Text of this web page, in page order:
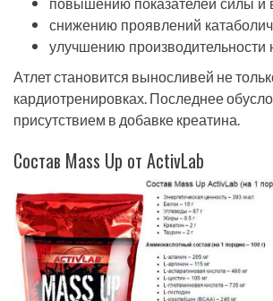
снижению проявлений
улучшению производительности
Атлет становится выносливей не
кардиотренировках. Последнее
присутствием в добавке креатина.
Состав Mass Up от ActivLab